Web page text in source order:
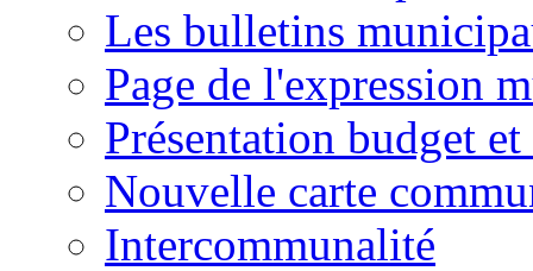
Les bulletins
Page de l'expression
Présentation budget
Nouvelle carte
Intercommunalité